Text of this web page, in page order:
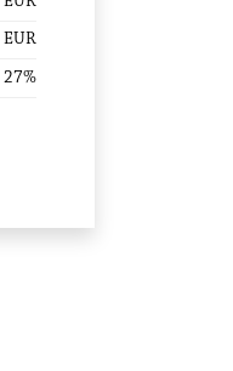
EUR
27%